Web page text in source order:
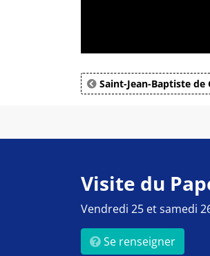
Saint-Jean-Baptiste de
Visite du
Vendredi 25 et samedi
Se renseigner